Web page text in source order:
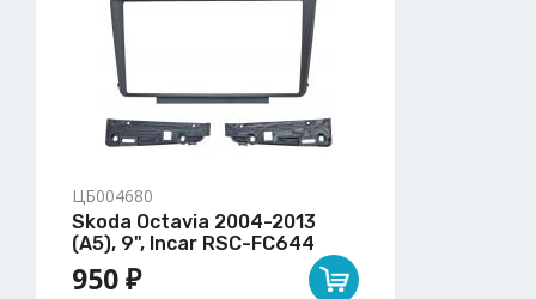
ЦБ004680
Skoda Octavia 2004-2013
(A5), 9", Incar RSC-FC644
950 ₽